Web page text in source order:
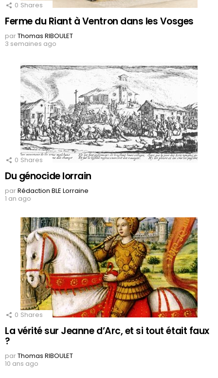
0 Shares
Ferme du Riant à Ventron dans les Vosges
parThomas RIBOULET
3 semaines ago
0 Shares
Du génocide lorrain
parRédaction BLE Lorraine
1 an ago
0 Shares
La vérité sur Jeanne d’Arc, et si tout était faux
?
parThomas RIBOULET
10 ans ago